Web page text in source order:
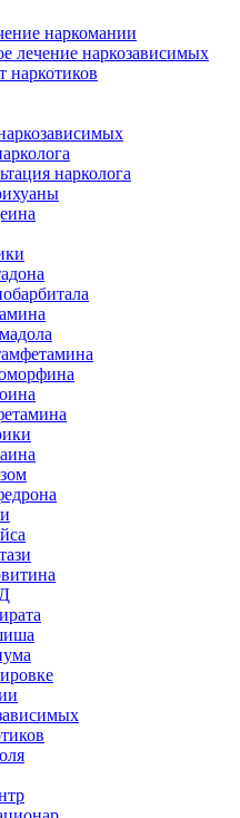
наркомании
лечение наркозависимых
наркотиков
нарколога